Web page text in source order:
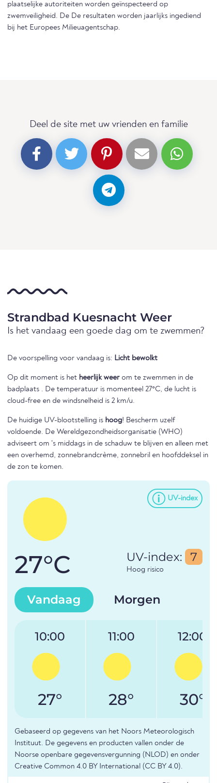
plaatselijke autoriteiten worden geïnspecteerd op
zwemveiligheid. De De resultaten worden jaarlijks ingediend
bij het Europees Milieuagentschap.
Deel de site met uw vrienden en familie
Strandbad Kuesnacht Weer
Is het vandaag een goede dag om te zwemmen?
De voorspelling voor vandaag is: Licht bewolkt
Op dit moment is het heerlijk weer om te zwemmen in de
badplaats . De temperatuur is momenteel 27°C, de lucht is
cloud-free en de windsnelheid is 2 km/u.
De huidige UV-blootstelling is hoog! Bescherm uzelf
voldoende. De Wereldgezondheidsorganisatie (WHO)
adviseert om 's middags in de schaduw te blijven en alleen met
een overhemd, zonnebrandcrème, zonnebril en hoofddeksel in
de zon te komen.
UV-index
27°C UV-index: 7
Hoog risico
Vandaag Morgen
10:00
27°
11:00
28°
12:00
30°
Gebaseerd op gegevens van het Noors Meteorologisch
Instituut. De gegevens en producten vallen onder de
Noorse openbare gegevensvergunning (NLOD) en onder
Creative Common 4.0 BY International (CC BY 4.0).